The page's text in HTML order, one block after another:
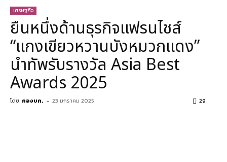
เศรษฐกิจ
ยืนหนึ่งด้านธุรกิจแฟรนไชส์
“แกงเขียวหวานบังหมวกแดง”
นำทัพรับรางวัล Asia Best
Awards 2025
โดย กองบก. - 23 มกราคม 2025 29